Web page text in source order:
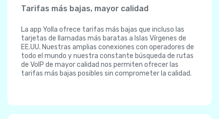
Tarifas más bajas, mayor calidad
La app Yolla ofrece tarifas más bajas que incluso las
tarjetas de llamadas más baratas a Islas Vírgenes de
EE.UU. Nuestras amplias conexiones con operadores de
todo el mundo y nuestra constante búsqueda de rutas
de VoIP de mayor calidad nos permiten ofrecer las
tarifas más bajas posibles sin comprometer la calidad.